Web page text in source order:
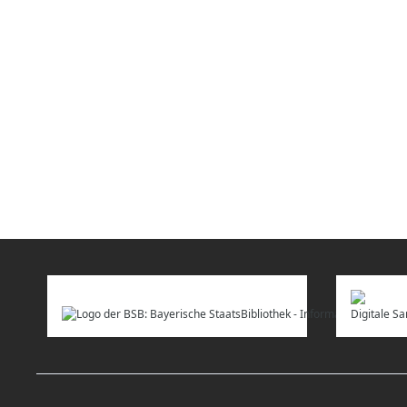
Digitale